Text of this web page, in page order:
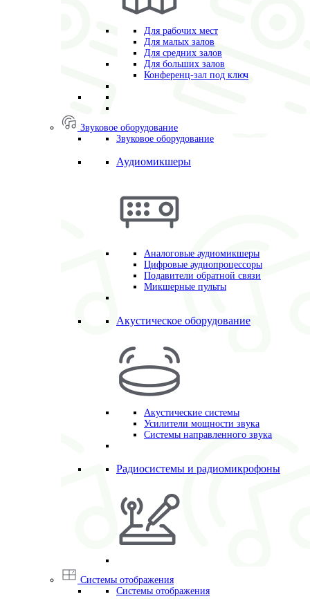
Для рабочих мест
Для малых залов
Для средних залов
Для больших залов
Конференц-зал под ключ
Звуковое оборудование
Звуковое оборудование
Аудиомикшеры
Аналоговые аудиомикшеры
Цифровые аудиопроцессоры
Подавители обратной связи
Микшерные пульты
Акустическое оборудование
Акустические системы
Усилители мощности звука
Системы направленного звука
Радиосистемы и радиомикрофоны
Системы отображения
Системы отображения